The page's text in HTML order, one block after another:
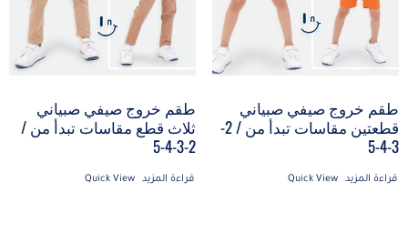
طقم خروج صيفي صبياني
قطعتين مقاسات تبدأ من / 2-
3-4-5
قراءة المزيد Quick View
طقم خروج صيفي صبياني
ثلاث قطع مقاسات تبدأ من /
2-3-4-5
قراءة المزيد Quick View